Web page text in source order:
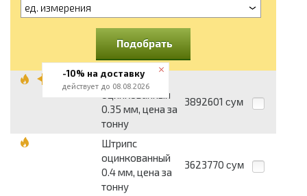
ед. измерения
Подобрать
Штрипс
оцинкованный
0.35 мм, цена за
тонну
3892601 сум
Штрипс
оцинкованный
0.4 мм, цена за
тонну
3623770 сум
-10% на доставку
действует до 08.08.2026